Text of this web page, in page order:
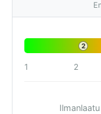
2
1 2